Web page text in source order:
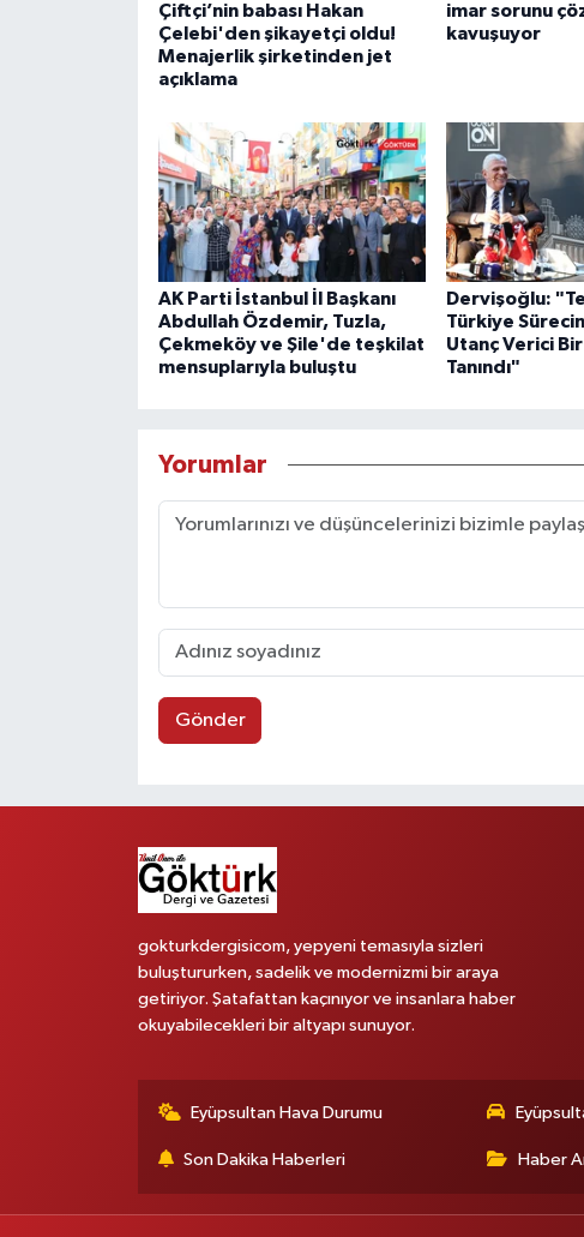
Çiftçi’nin babası Hakan
Çelebi'den şikayetçi oldu!
Menajerlik şirketinden jet
açıklama
imar sorunu
kavuşuyor
AK Parti İstanbul İl Başkanı
Abdullah Özdemir, Tuzla,
Çekmeköy ve Şile'de teşkilat
mensuplarıyla buluştu
Dervişoğlu:
Türkiye
Utanç Verici
Tanındı"
Yorumlar
Gönder
gokturkdergisicom, yepyeni temasıyla sizleri
buluştururken, sadelik ve modernizmi bir araya
getiriyor. Şatafattan kaçınıyor ve insanlara haber
okuyabilecekleri bir altyapı sunuyor.
Eyüpsultan Hava Durumu
Son Dakika Haberleri Haber